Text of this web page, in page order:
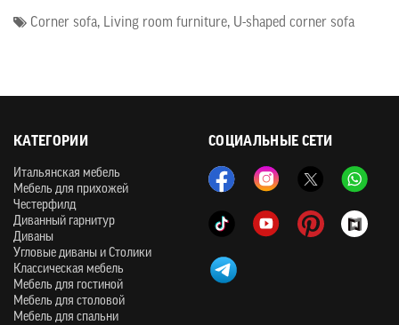
Corner sofa, Living room furniture, U-shaped corner sofa
СОЦИАЛЬНЫЕ СЕТИ
КАТЕГОРИИ
Итальянская мебель
Мебель для прихожей
Честерфилд
Диванный гарнитур
Диваны
Угловые диваны и Столики
Классическая мебель
Мебель для гостиной
Мебель для столовой
Мебель для спальни